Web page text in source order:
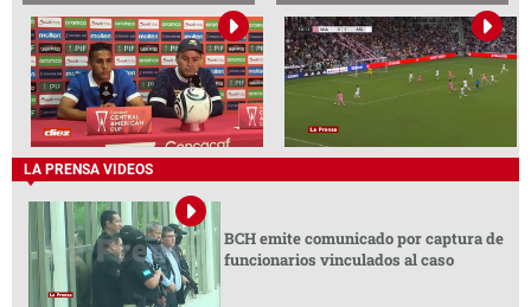
LA PRENSA VIDEOS
BCH emite comunicado por captura de
funcionarios vinculados al caso